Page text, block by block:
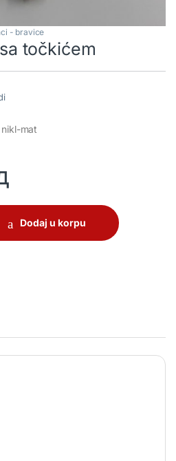
- bravice
točkićem
mat
quantity
Dodaj u korpu